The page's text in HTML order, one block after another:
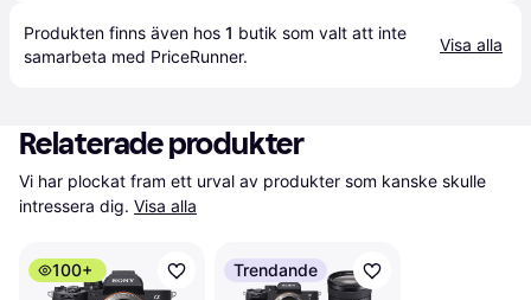
Produkten finns även hos 1 butik som valt att inte
samarbeta med PriceRunner.
Visa alla
Relaterade produkter
Vi har plockat fram ett urval av produkter som kanske skulle
intressera dig. Visa alla
100+ Trendande